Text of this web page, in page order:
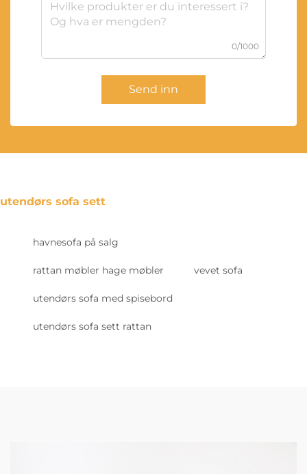
0/1000
Send inn
utendørs sofa sett
havnesofa på salg
rattan møbler hage møbler vevet sofa
utendørs sofa med spisebord
utendørs sofa sett rattan